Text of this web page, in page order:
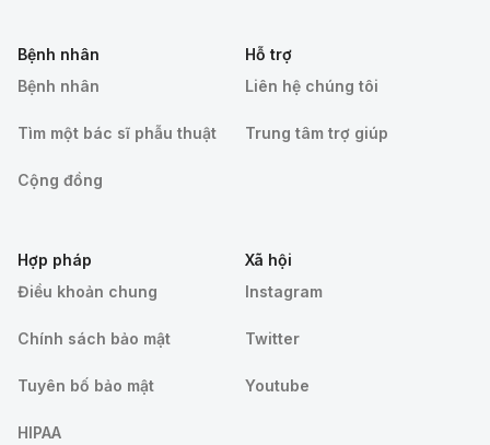
Bệnh nhân
Bệnh nhân
Tìm một bác sĩ phẫu thuật
Cộng đồng
Hỗ trợ
Liên hệ chúng tôi
Trung tâm trợ giúp
Hợp pháp
Điều khoản chung
Chính sách bảo mật
Tuyên bố bảo mật
HIPAA
Xã hội
Instagram
Twitter
Youtube